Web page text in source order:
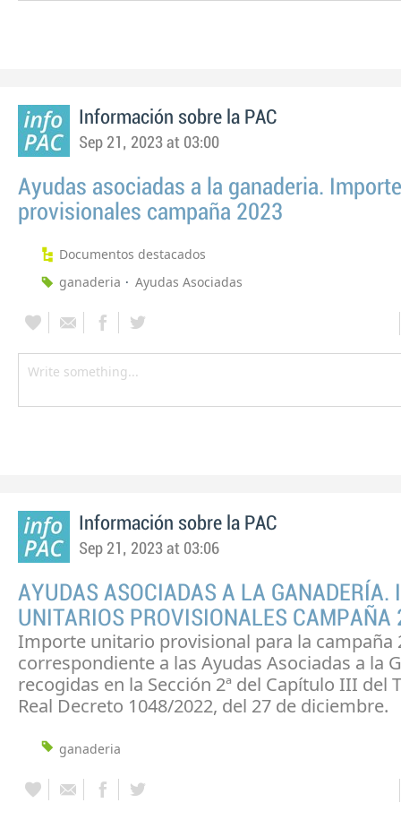
Información sobre la PAC
Sep 21, 2023 at 03:00
Ayudas asociadas a la ganaderia.
provisionales campaña 2023
Documentos destacados
ganaderia
Ayudas Asociadas
Información sobre la PAC
Sep 21, 2023 at 03:06
AYUDAS ASOCIADAS A LA GANADERÍA.
UNITARIOS PROVISIONALES CAMPAÑA
Importe unitario provisional para la campaña
correspondiente a las Ayudas Asociadas a la
recogidas en la Sección 2ª del Capítulo III del
Real Decreto 1048/2022, del 27 de diciembre.
ganaderia